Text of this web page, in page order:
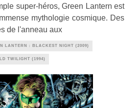
super-héros, Green Lantern est
mythologie cosmique. Des
de l'anneau aux
LANTERN : BLACKEST NIGHT (2009)
TWILIGHT (1994)